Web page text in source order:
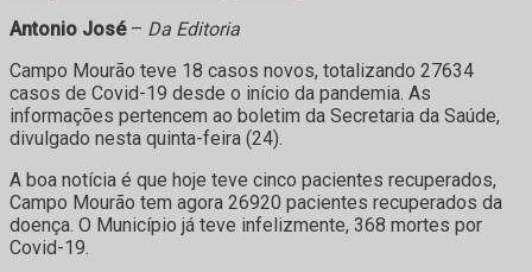
Antonio José– Da Editoria
Campo Mourão teve 18 casos novos, totalizando 27634
casos de Covid-19 desde o início da pandemia. As
informações pertencem ao boletim da Secretaria da Saúde,
divulgado nesta quinta-feira (24).
A boa notícia é que hoje teve cinco pacientes recuperados,
Campo Mourão tem agora 26920 pacientes recuperados da
doença. O Município já teve infelizmente, 368 mortes por
Covid-19.